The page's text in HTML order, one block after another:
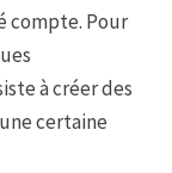
compte. Pour
à créer des
certaine